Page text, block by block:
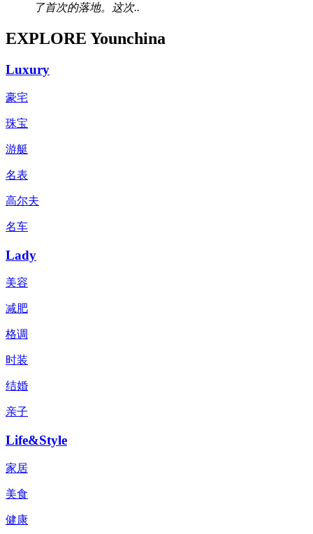
了首次的落地。这次..
EXPLORE Younchina
Luxury
豪宅
珠宝
游艇
名表
高尔夫
名车
Lady
美容
减肥
格调
时装
结婚
亲子
Life&Style
家居
美食
健康